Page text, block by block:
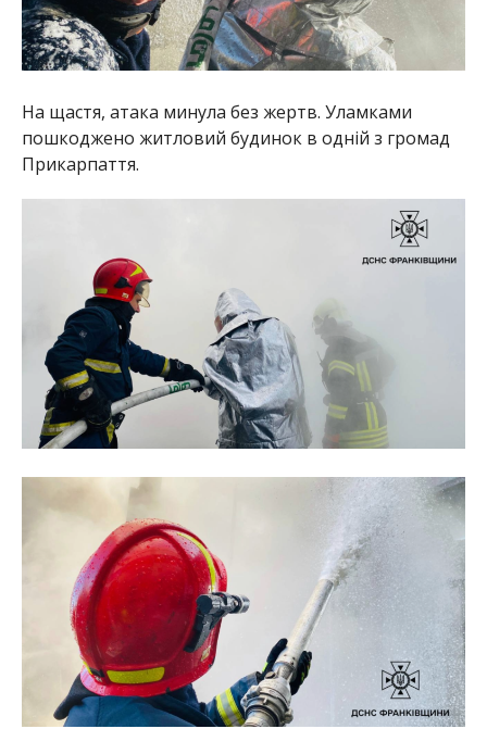
На щастя, атака минула без жертв. Уламками
пошкоджено житловий будинок в одній з громад
Прикарпаття.